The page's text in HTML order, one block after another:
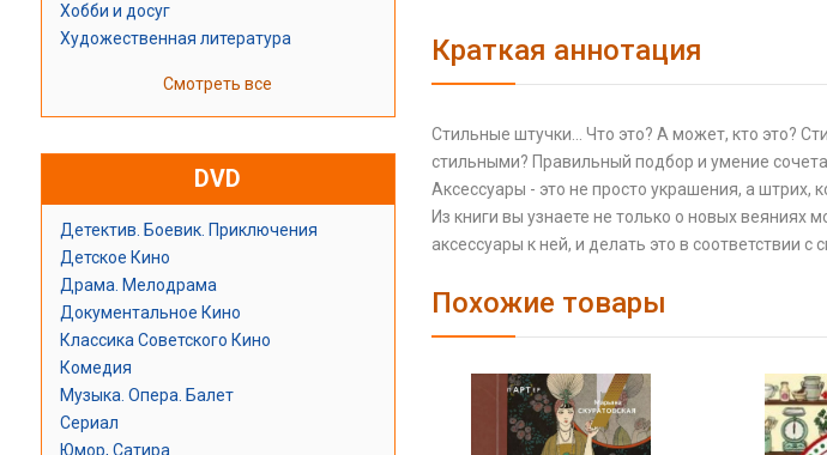
Хобби и досуг
Художественная литература
Смотреть все
DVD
Детектив. Боевик. Приключения
Детское Кино
Драма. Мелодрама
Документальное Кино
Классика Советского Кино
Комедия
Музыка. Опера. Балет
Сериал
Юмор, Сатира
Краткая аннотация
Стильные штучки... Что это? А может, кто это?
стильными? Правильный подбор и умение
Аксессуары - это не просто украшения, а штрих,
Из книги вы узнаете не только о новых
аксессуары к ней, и делать это в соответствии
Похожие товары